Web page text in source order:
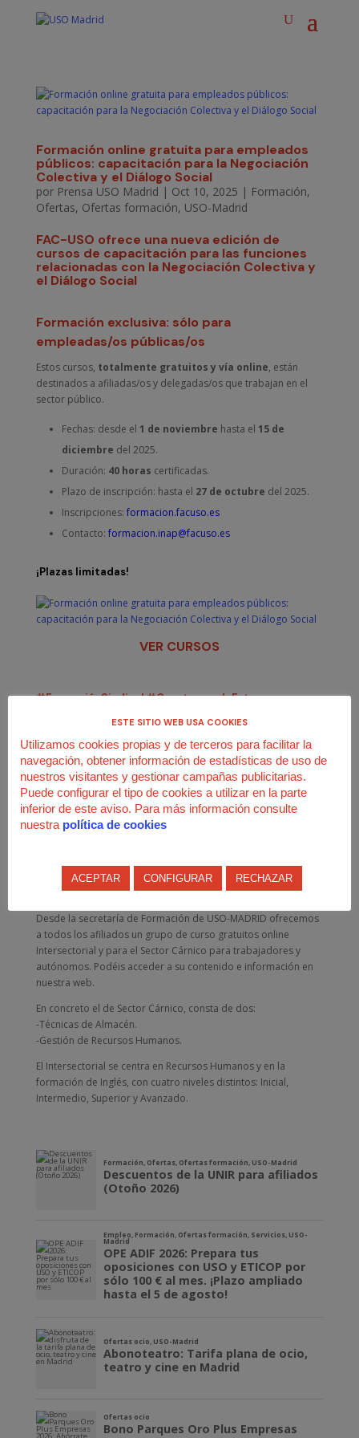
Formación online gratuita para empleados
públicos: capacitación para la Negociación
Colectiva y el Diálogo Social
por Prensa USO Madrid | Oct 10, 2025 | Formación,
Ofertas, Ofertas formación, USO-Madrid
FAC-USO ofrece una nueva edición de
cursos de capacitación para las funciones
relacionadas con la Negociación Colectiva y
el Diálogo Social
Formación exclusiva: sólo para
empleadas/os públicas/os
Estos cursos, totalmente gratuitos y vía online, están
destinados a afiliadas/os y delegadas/os que trabajan en el
sector público.
Fechas: desde el 1 de noviembre hasta el 15 de
diciembre del 2025.
Duración: 40 horas certificadas.
Plazo de inscripción: hasta el 27 de octubre del 2025.
Inscripciones: formacion.facuso.es
Contacto: formacion.inap@facuso.es
¡Plazas limitadas!
VER CURSOS
#FormaciónSindical#ConstruyendoFuturo
El 26 de abril se inician Cursos gratuitos
El 26 de abril se inician Cursos gratuitos Online
Desde la secretaría de Formación de USO-MADRID ofrecemos
a todos los afiliados un grupo de curso gratuitos online
Intersectorial y para el Sector Cárnico para trabajadores y
autónomos. Podéis acceder a su contenido e información en
nuestra web.
En concreto el de Sector Cárnico, consta de dos:
-Técnicas de Almacén.
-Gestión de Recursos Humanos.
El Intersectorial se centra en Recursos Humanos y en la
formación de Inglés, con cuatro niveles distintos: Inicial,
Intermedio, Superior y Avanzado.
ESTE SITIO WEB USA COOKIES
Utilizamos cookies propias y de terceros para facilitar la
navegación, obtener información de estadísticas de uso de
nuestros visitantes y gestionar campañas publicitarias.
Puede configurar el tipo de cookies a utilizar en la parte
inferior de este aviso. Para más información consulte
nuestra política de cookies
ACEPTAR CONFIGURAR RECHAZAR